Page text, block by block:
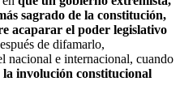
sagrado de la constitución,
acaparar el poder legislativo
de difamarlo,
nacional e internacional, cuando
la involución constitucional